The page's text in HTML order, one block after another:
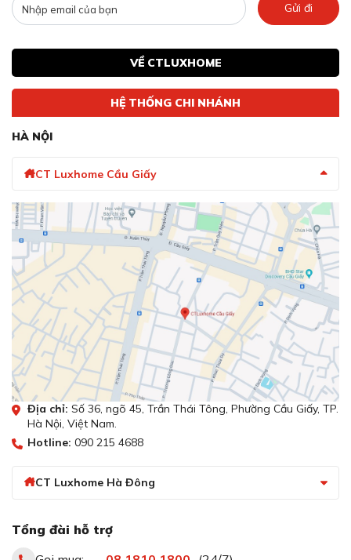
Gửi đi
VỀ CTLUXHOME
HỆ THỐNG CHI NHÁNH
HÀ NỘI
CT Luxhome Cầu Giấy
Địa chỉ: Số 36, ngõ 45, Trần Thái Tông, Phường Cầu Giấy, TP.
Hà Nội, Việt Nam.
Hotline: 090 215 4688
CT Luxhome Hà Đông
Tổng đài hỗ trợ